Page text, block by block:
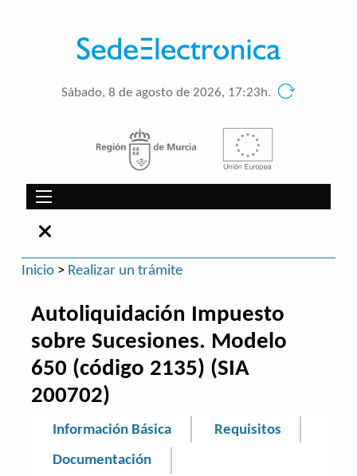
Sábado, 8 de agosto de 2026, 17:23h.
Inicio> Realizar un trámite
Autoliquidación Impuesto
sobre Sucesiones. Modelo
650 (código 2135) (SIA
200702)
Información Básica Requisitos
Documentación